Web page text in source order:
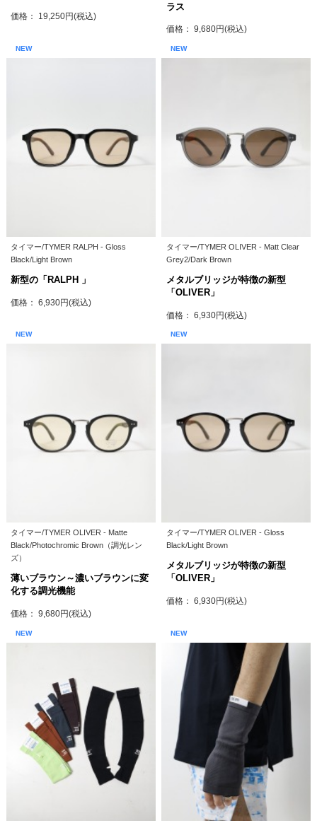
価格： 19,250円(税込)
ラス
価格： 9,680円(税込)
NEW
タイマー/TYMER RALPH - Gloss
Black/Light Brown
新型の「RALPH 」
価格： 6,930円(税込)
NEW
タイマー/TYMER OLIVER - Matt Clear
Grey2/Dark Brown
メタルブリッジが特徴の新型
「OLIVER」
価格： 6,930円(税込)
NEW
タイマー/TYMER OLIVER - Matte
Black/Photochromic Brown（調光レン
ズ）
薄いブラウン～濃いブラウンに変
化する調光機能
価格： 9,680円(税込)
NEW
タイマー/TYMER OLIVER - Gloss
Black/Light Brown
メタルブリッジが特徴の新型
「OLIVER」
価格： 6,930円(税込)
NEW NEW